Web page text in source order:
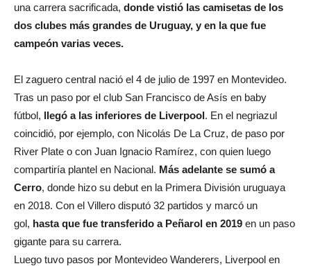
una carrera sacrificada, donde vistió las camisetas de los
dos clubes más grandes de Uruguay, y en la que fue
campeón varias veces.
El zaguero central nació el 4 de julio de 1997 en Montevideo.
Tras un paso por el club San Francisco de Asís en baby
fútbol, llegó a las inferiores de Liverpool. En el negriazul
coincidió, por ejemplo, con Nicolás De La Cruz, de paso por
River Plate o con Juan Ignacio Ramírez, con quien luego
compartiría plantel en Nacional. Más adelante se sumó a
Cerro, donde hizo su debut en la Primera División uruguaya
en 2018. Con el Villero disputó 32 partidos y marcó un
gol, hasta que fue transferido a Peñarol en 2019 en un paso
gigante para su carrera.
Luego tuvo pasos por Montevideo Wanderers, Liverpool en